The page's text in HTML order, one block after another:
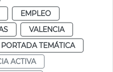
EMPLEO
VALENCIA
TEMÁTICA
ACTIVA